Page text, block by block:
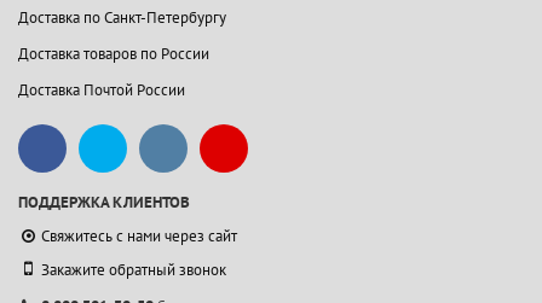
Доставка по Санкт-Петербургу
Доставка товаров по России
Доставка Почтой России
ПОДДЕРЖКА КЛИЕНТОВ
Свяжитесь с нами через сайт
Закажите обратный звонок